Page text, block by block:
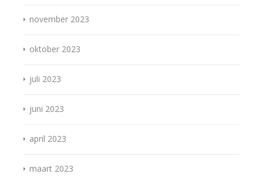
november 2023
oktober 2023
juli 2023
juni 2023
april 2023
maart 2023